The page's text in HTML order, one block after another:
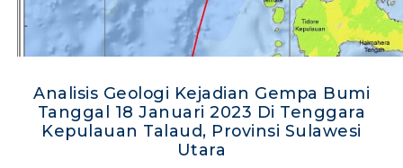
Analisis Geologi Kejadian Gempa Bumi
Tanggal 18 Januari 2023 Di Tenggara
Kepulauan Talaud, Provinsi Sulawesi
Utara